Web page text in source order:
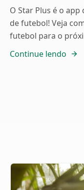
O Star Plus é o
de futebol! Veja
futebol para o
Continue lendo